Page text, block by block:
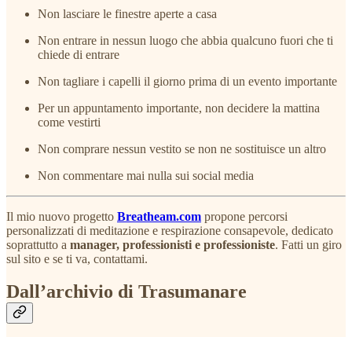
Non lasciare le finestre aperte a casa
Non entrare in nessun luogo che abbia qualcuno fuori che ti
chiede di entrare
Non tagliare i capelli il giorno prima di un evento importante
Per un appuntamento importante, non decidere la mattina
come vestirti
Non comprare nessun vestito se non ne sostituisce un altro
Non commentare mai nulla sui social media
Il mio nuovo progetto Breatheam.com propone percorsi
personalizzati di meditazione e respirazione consapevole, dedicato
soprattutto a manager, professionisti e professioniste. Fatti un giro
sul sito e se ti va, contattami.
Dall’archivio di Trasumanare